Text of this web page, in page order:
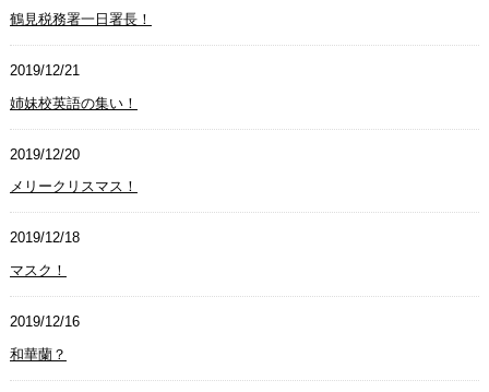
鶴見税務署一日署長！
2019/12/21
姉妹校英語の集い！
2019/12/20
メリークリスマス！
2019/12/18
マスク！
2019/12/16
和華蘭？